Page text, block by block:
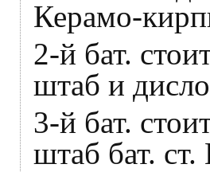
Керамо-
2-й бат.
штаб и
3-й бат.
штаб бат.